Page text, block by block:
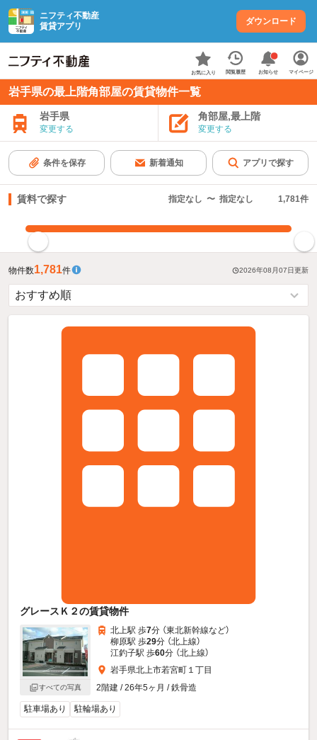
ニフティ不動産
賃貸アプリ
ダウンロード
お気に入り 閲覧履歴 お知らせ マイページ
岩手県の最上階角部屋の賃貸物件一覧
岩手県
変更する
角部屋,最上階
変更する
条件を保存 新着通知 アプリで探す
賃料で探す 指定なし 〜 指定なし 1,781件
物件数1,781件 2026年08月07日更新
グレースＫ２の賃貸物件
すべての写真
北上駅 歩7分 （東北新幹線など）
柳原駅 歩29分 （北上線）
江釣子駅 歩60分 （北上線）
岩手県北上市若宮町１丁目
2階建 / 26年5ヶ月 / 鉄骨造
駐車場あり 駐輪場あり